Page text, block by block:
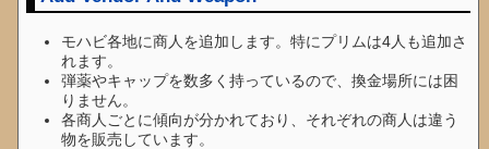
モハビ各地に商人を追加します。特にプリムは4人も追加さ
れます。
弾薬やキャップを数多く持っているので、換金場所には困
りません。
各商人ごとに傾向が分かれており、それぞれの商人は違う
物を販売しています。